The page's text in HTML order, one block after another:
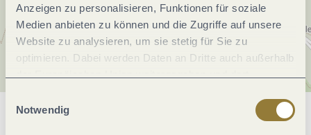
Anzeigen zu personalisieren, Funktionen für soziale
Medien anbieten zu können und die Zugriffe auf unsere
Website zu analysieren, um sie stetig für Sie zu
optimieren. Dabei werden Daten an Dritte auch außerhalb
jederzeit widerrufen werden. Mit der Auswahl "Alle
ablehnen" kann es zu Beeinträchtigungen in der Nutzung
Einwilligungsauswahl
Notwendig
Allgemeine Informationen